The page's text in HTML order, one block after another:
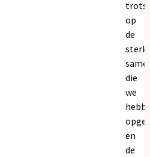
trots
op
de
die
we
en
de